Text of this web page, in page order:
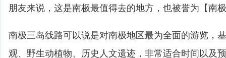
朋友来说，这是南极最值得去的地方，也被誉为【南
南极三岛线路可以说是对南极地区最为全面的游览，
观、野生动植物、历史人文遗迹，非常适合时间以及